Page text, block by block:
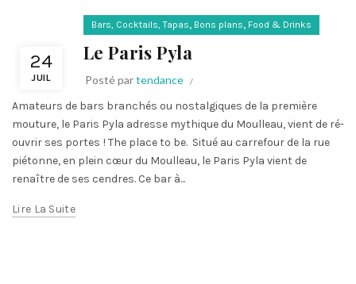
24
JUIL
Bars, Cocktails, Tapas, Bons plans, Food & Drinks
Le Paris Pyla
Posté partendance
Amateurs de bars branchés ou nostalgiques de la première
mouture, le Paris Pyla adresse mythique du Moulleau, vient de ré-
ouvrir ses portes ! The place to be. Situé au carrefour de la rue
piétonne, en plein cœur du Moulleau, le Paris Pyla vient de
renaître de ses cendres. Ce bar à...
Lire La Suite